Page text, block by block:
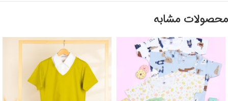
محصولات مشابه